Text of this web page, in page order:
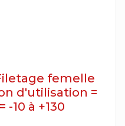
femelle
d'utilisation =
-10 à +130